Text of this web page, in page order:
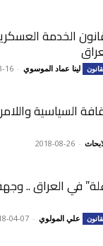
الخدمة
لينا عماد الموسوي -
16
السياسية
-
2018-08-26
في العراق ..
علي المولوي -
04-07